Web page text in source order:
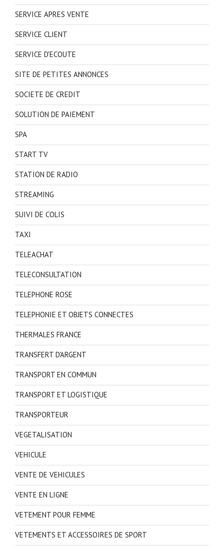
SERVICE APRES VENTE
SERVICE CLIENT
SERVICE D'ECOUTE
SITE DE PETITES ANNONCES
SOCIETE DE CREDIT
SOLUTION DE PAIEMENT
SPA
START TV
STATION DE RADIO
STREAMING
SUIVI DE COLIS
TAXI
TELEACHAT
TELECONSULTATION
TELEPHONE ROSE
TELEPHONIE ET OBJETS CONNECTES
THERMALES FRANCE
TRANSFERT D'ARGENT
TRANSPORT EN COMMUN
TRANSPORT ET LOGISTIQUE
TRANSPORTEUR
VEGETALISATION
VEHICULE
VENTE DE VEHICULES
VENTE EN LIGNE
VETEMENT POUR FEMME
VETEMENTS ET ACCESSOIRES DE SPORT